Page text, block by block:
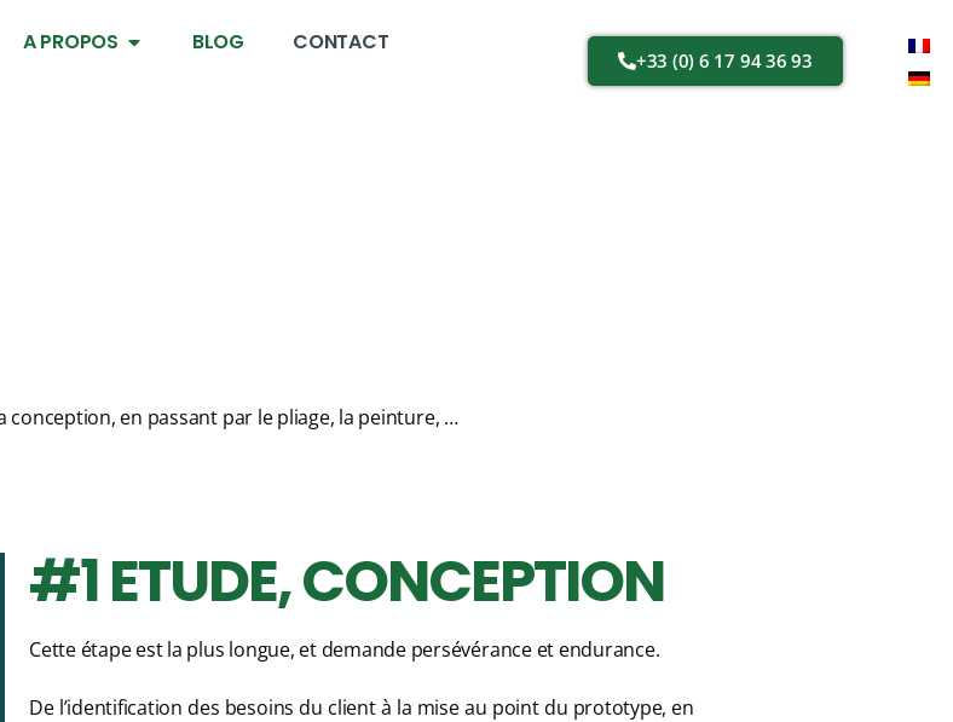
A PROPOS BLOG
CONTACT
+33 (0) 6 17 94 36 93
conception, en passant par le pliage, la peinture, …
#1 ETUDE, CONCEPTION
Cette étape est la plus longue, et demande persévérance et endurance.
De l’identification des besoins du client à la mise au point du prototype, en